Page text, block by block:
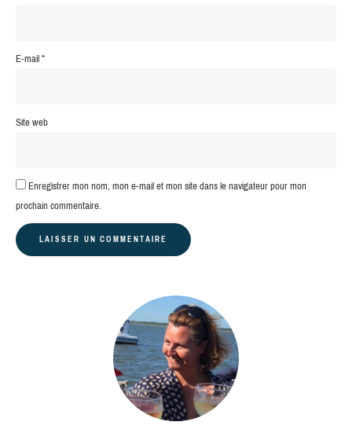
E-mail*
Site web
Enregistrer mon nom, mon e-mail et mon site dans le navigateur pour mon
prochain commentaire.